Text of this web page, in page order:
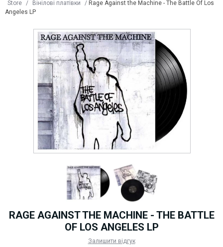
Store / Вінілові платівки / Rage Against the Machine - The Battle Of Los
Angeles LP
RAGE AGAINST THE MACHINE - THE BATTLE
OF LOS ANGELES LP
Залишити відгук